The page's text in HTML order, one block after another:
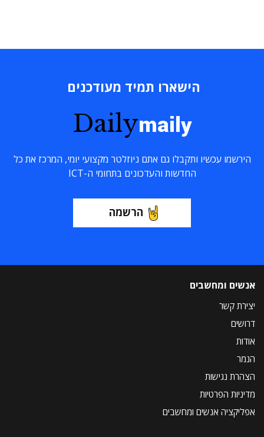
הישארו תמיד מעודכנים
Dailymaily
הירשמו עכשיו ותקבלו גם אתם ניוזלטר מקצועי יומי, המרכז את כל
החדשות והעדכונים בתחומי ה-ICT
הרשמה
אנשים ומחשבים
יצירת קשר
דרושים
אודות
הנמר
הצהרת נגישות
מדיניות הפרטיות
אפליקציה אנשים ומחשבים